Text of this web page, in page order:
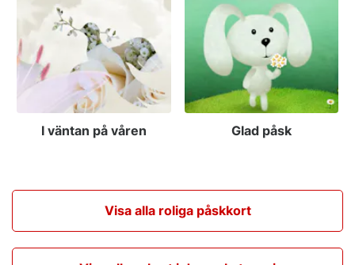
I väntan på våren Glad påsk
Visa alla roliga påskkort